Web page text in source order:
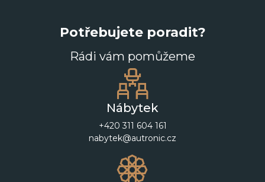
Potřebujete poradit?
Rádi vám pomůžeme
Nábytek
+420 311 604 161
nabytek@autronic.cz